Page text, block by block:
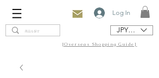
Log In
JPY (¥)
[Overseas Shopping Guide]